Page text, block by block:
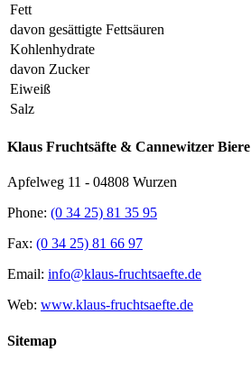
Fett
davon gesättigte Fettsäuren
Kohlenhydrate
davon Zucker
Eiweiß
Salz
Klaus Fruchtsäfte & Cannewitzer Biere
Apfelweg 11 - 04808 Wurzen
Phone: (0 34 25) 81 35 95
Fax: (0 34 25) 81 66 97
Email: info@klaus-fruchtsaefte.de
Web: www.klaus-fruchtsaefte.de
Sitemap